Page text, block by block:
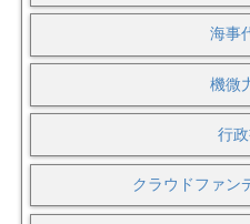
海事
機微
行
クラウドファン